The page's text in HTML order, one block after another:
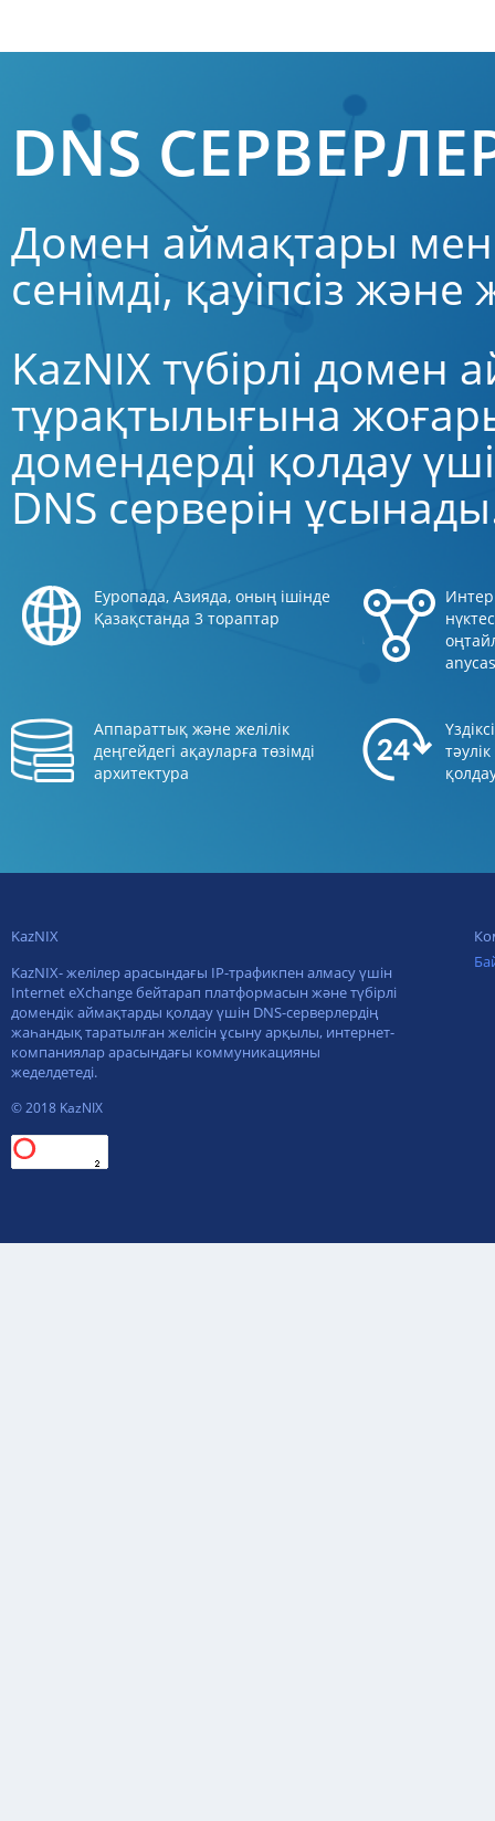
DNS
Домен аймақтары мен
сенімді, қауіпсіз
KazNIX түбірлі
тұрақтылығына
домендерді қолдау
DNS серверін
Еуропада, Азияда, оның ішінде
Қазақстанда 3 тораптар
Аппараттық және желілік
деңгейдегі ақауларға төзімді
архитектура
KazNIX
KazNIX- желілер арасындағы IP-трафикпен алмасу үшін
Internet eXchange бейтарап платформасын және түбірлі
домендік аймақтарды қолдау үшін DNS-серверлердің
жаһандық таратылған желісін ұсыну арқылы, интернет-
компаниялар арасындағы коммуникацияны
жеделдетеді.
© 2018 KazNIX